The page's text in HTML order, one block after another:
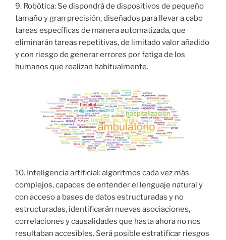
9. Robótica: Se dispondrá de dispositivos de pequeño
tamaño y gran precisión, diseñados para llevar a cabo
tareas específicas de manera automatizada, que
eliminarán tareas repetitivas, de limitado valor añadido
y con riesgo de generar errores por fatiga de los
humanos que realizan habitualmente.
10. Inteligencia artificial: algoritmos cada vez más
complejos, capaces de entender el lenguaje natural y
con acceso a bases de datos estructuradas y no
estructuradas, identificarán nuevas asociaciones,
correlaciones y causalidades que hasta ahora no nos
resultaban accesibles. Será posible estratificar riesgos